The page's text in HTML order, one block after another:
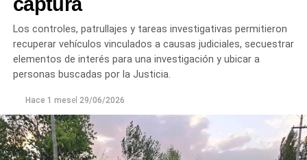
Los controles, patrullajes y tareas investigativas permitieron
recuperar vehículos vinculados a causas judiciales, secuestrar
elementos de interés para una investigación y ubicar a
personas buscadas por la Justicia.
Hace 1 mesel 29/06/2026